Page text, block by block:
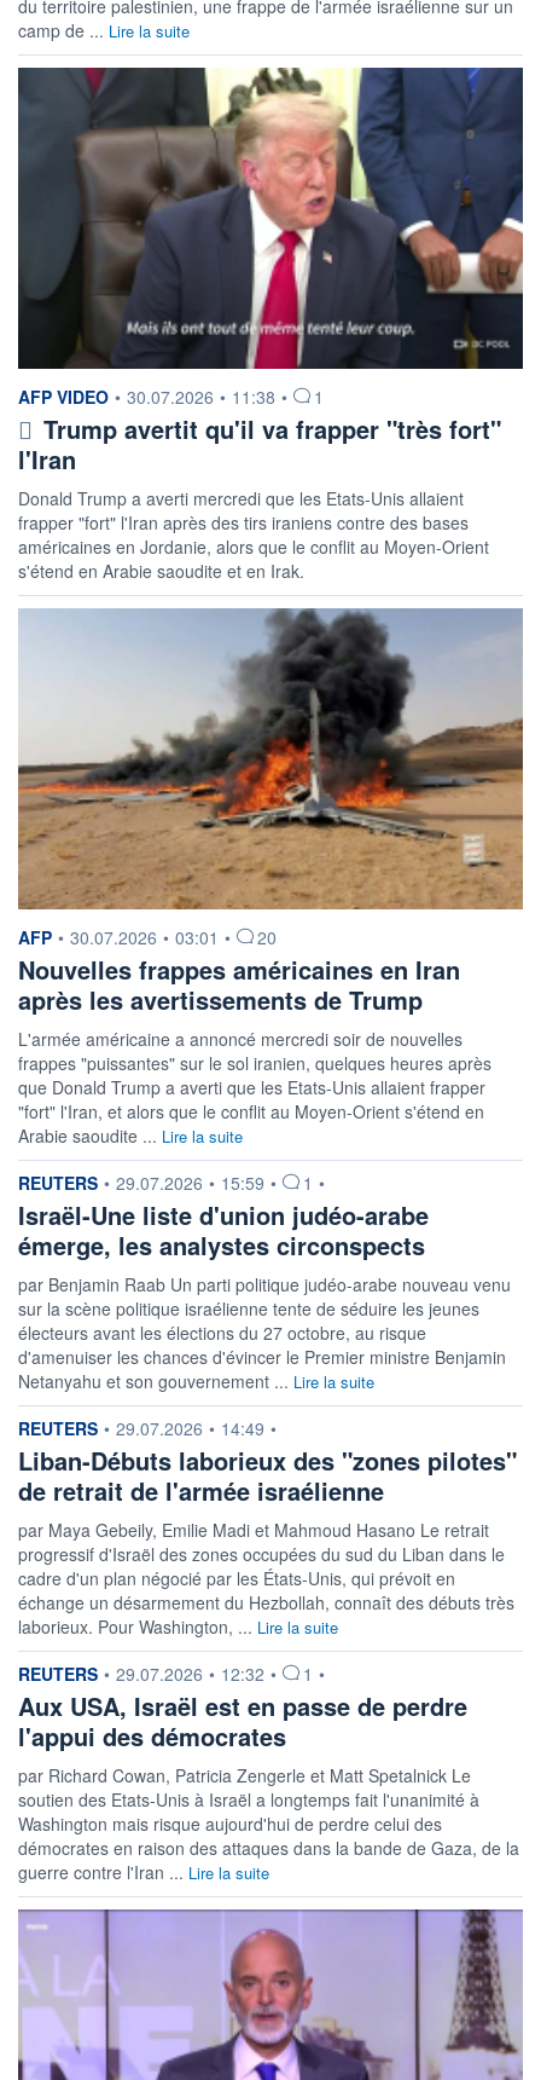
du territoire palestinien, une frappe de l'armée israélienne sur un
camp de ... Lire la suite
information fournie par
AFP VIDEO • 30.07.2026 • 11:38 • 1
Trump avertit qu'il va frapper "très fort"
l'Iran
Donald Trump a averti mercredi que les Etats-Unis allaient
frapper "fort" l'Iran après des tirs iraniens contre des bases
américaines en Jordanie, alors que le conflit au Moyen-Orient
s'étend en Arabie saoudite et en Irak.
information fournie par
AFP • 30.07.2026 • 03:01 • 20
Nouvelles frappes américaines en Iran
après les avertissements de Trump
L'armée américaine a annoncé mercredi soir de nouvelles
frappes "puissantes" sur le sol iranien, quelques heures après
que Donald Trump a averti que les Etats-Unis allaient frapper
"fort" l'Iran, et alors que le conflit au Moyen-Orient s'étend en
Arabie saoudite ... Lire la suite
information fournie par
REUTERS • 29.07.2026 • 15:59 • 1 •
Israël-Une liste d'union judéo-arabe
émerge, les analystes circonspects
par Benjamin Raab Un parti politique judéo-arabe nouveau venu
sur la scène politique israélienne tente de séduire les jeunes
électeurs avant les élections du 27 octobre, au risque
d'amenuiser les chances d'évincer le Premier ministre Benjamin
Netanyahu et son gouvernement ... Lire la suite
information fournie par
REUTERS • 29.07.2026 • 14:49 •
Liban-Débuts laborieux des "zones pilotes"
de retrait de l'armée israélienne
par Maya Gebeily, Emilie Madi et Mahmoud Hasano Le retrait
progressif d'Israël des zones occupées du sud du Liban dans le
cadre d'un plan négocié par les États-Unis, qui prévoit en
échange un désarmement du Hezbollah, connaît des débuts très
laborieux. Pour Washington, ... Lire la suite
information fournie par
REUTERS • 29.07.2026 • 12:32 • 1 •
Aux USA, Israël est en passe de perdre
l'appui des démocrates
par Richard Cowan, Patricia Zengerle et Matt Spetalnick Le
soutien des Etats-Unis à Israël a longtemps fait l'unanimité à
Washington mais risque aujourd'hui de perdre celui des
démocrates en raison des attaques dans la bande de Gaza, de la
guerre contre l'Iran ... Lire la suite